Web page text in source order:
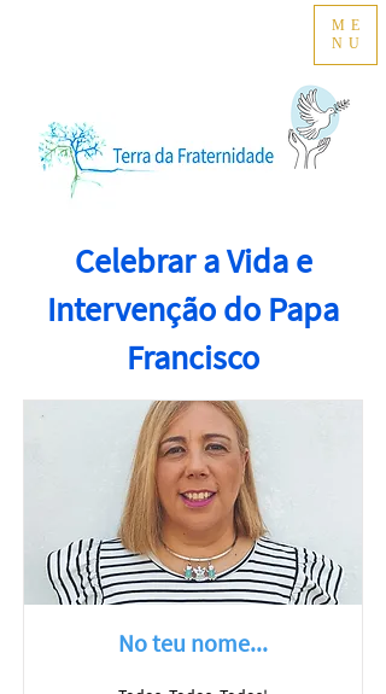
ME
NU
Celebrar a Vida e
Intervenção do Papa
Francisco
No teu nome...